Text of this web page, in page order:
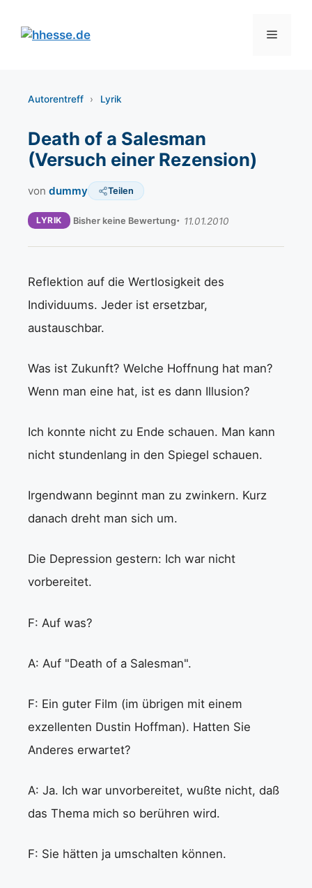
Inhalt
springen
Menü
Autorentreff › Lyrik
Death of a Salesman
(Versuch einer Rezension)
von dummy Teilen
LYRIK Bisher keine Bewertung 11.01.2010
Reflektion auf die Wertlosigkeit des
Individuums. Jeder ist ersetzbar,
austauschbar.
Was ist Zukunft? Welche Hoffnung hat man?
Wenn man eine hat, ist es dann Illusion?
Ich konnte nicht zu Ende schauen. Man kann
nicht stundenlang in den Spiegel schauen.
Irgendwann beginnt man zu zwinkern. Kurz
danach dreht man sich um.
Die Depression gestern: Ich war nicht
vorbereitet.
F: Auf was?
A: Auf "Death of a Salesman".
F: Ein guter Film (im übrigen mit einem
exzellenten Dustin Hoffman). Hatten Sie
Anderes erwartet?
A: Ja. Ich war unvorbereitet, wußte nicht, daß
das Thema mich so berühren wird.
F: Sie hätten ja umschalten können.